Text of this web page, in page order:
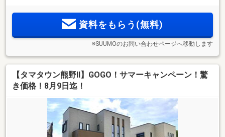
資料をもらう(無料)
※SUUMOのお問い合わせページへ移動します
【タマタウン熊野Ⅱ】GOGO！サマーキャンペーン！驚
き価格！8月9日迄！